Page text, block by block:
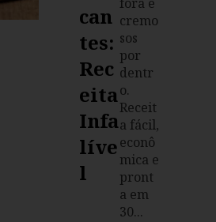
Can
Tes:
Rec
Eita
Infa
Líve
L
cremo
sos
por
dentr
o.
Receit
a fácil,
econô
mica e
pront
a em
30...